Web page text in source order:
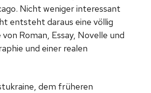
Nicht weniger interessant
entsteht daraus eine völlig
Roman, Essay, Novelle und
und einer realen
dem früheren